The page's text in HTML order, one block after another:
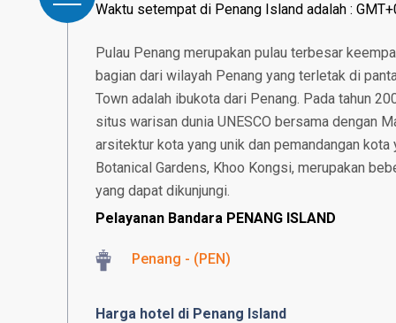
Waktu setempat di Penang Island adalah :
Pulau Penang merupakan pulau terbesar
bagian dari wilayah Penang yang terletak di
Town adalah ibukota dari Penang. Pada tahun
situs warisan dunia UNESCO bersama dengan
arsitektur kota yang unik dan pemandangan kota
Botanical Gardens, Khoo Kongsi, merupakan
yang dapat dikunjungi.
Pelayanan Bandara PENANG ISLAND
Penang - (PEN)
Harga hotel di Penang Island